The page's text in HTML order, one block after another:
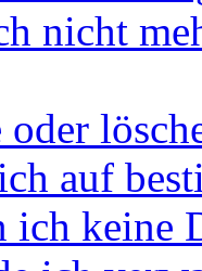
nicht
auf
ich keine